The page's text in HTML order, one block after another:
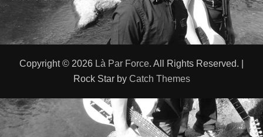
Copyright © 2026 Là Par Force. All Rights Reserved. |
Rock Star by Catch Themes